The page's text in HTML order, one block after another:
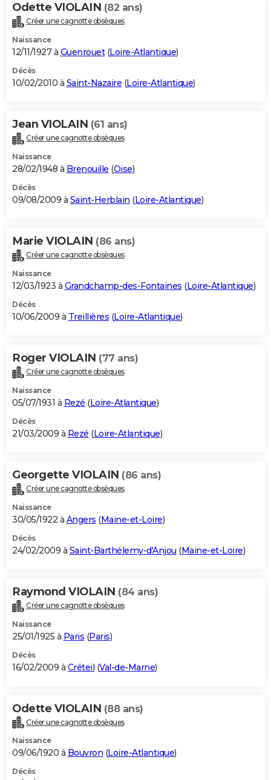
Odette VIOLAIN (82 ans)
Créer une cagnotte obsèques
Naissance
12/11/1927 à Guenrouet(Loire-Atlantique)
Décès
10/02/2010 à Saint-Nazaire (Loire-Atlantique)
Jean VIOLAIN (61 ans)
Créer une cagnotte obsèques
Naissance
28/02/1948 à Brenouille (Oise)
Décès
09/08/2009 à Saint-Herblain (Loire-Atlantique)
Marie VIOLAIN (86 ans)
Créer une cagnotte obsèques
Naissance
12/03/1923 à Grandchamp-des-Fontaines (Loire-Atlantique)
Décès
10/06/2009 à Treillières (Loire-Atlantique)
Roger VIOLAIN (77 ans)
Créer une cagnotte obsèques
Naissance
05/07/1931 à Rezé (Loire-Atlantique)
Décès
21/03/2009 à Rezé (Loire-Atlantique)
Georgette VIOLAIN (86 ans)
Créer une cagnotte obsèques
Naissance
30/05/1922 à Angers (Maine-et-Loire)
Décès
24/02/2009 à Saint-Barthélemy-d'Anjou (Maine-et-Loire)
Raymond VIOLAIN (84 ans)
Créer une cagnotte obsèques
Naissance
25/01/1925 à Paris (Paris)
Décès
16/02/2009 à Créteil (Val-de-Marne)
Odette VIOLAIN (88 ans)
Créer une cagnotte obsèques
Naissance
09/06/1920 à Bouvron (Loire-Atlantique)
Décès